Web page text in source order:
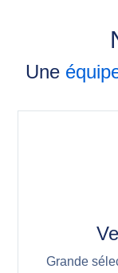
Une
Grande